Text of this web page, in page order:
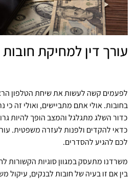
עורך דין למחיקת
לפעמים קשה לעשות את שיחת הטלפון
בחובות. אולי אתם מתביישים, ואולי זה
כדור השלג מתגלגל והמצב הופך להיות
כדאי להקדים ולפנות לעזרה משפטית.
לכם להגיע להסדרים.
משרדנו מתעסק במגוון סוגיות הקשורות
בין אם זו בעיה של חובות לבנקים, עיקול